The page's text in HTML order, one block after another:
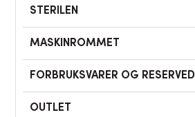
STERILEN
MASKINROMMET
FORBRUKSVARER OG
OUTLET